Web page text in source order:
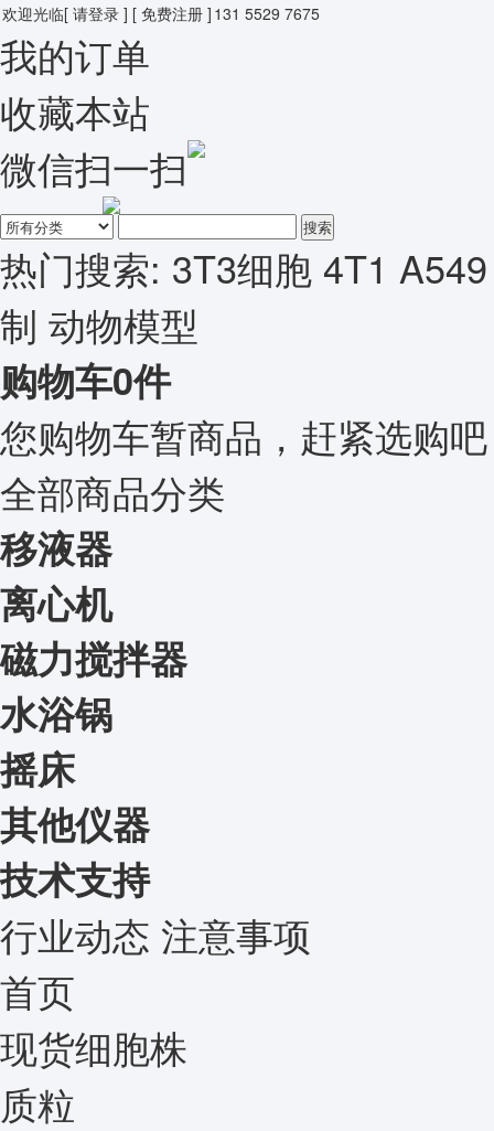
欢迎光临[ 请登录 ] [ 免费注册 ] 131 5529 7675
我的订单
收藏本站
微信扫一扫
搜索
热门搜索: 3T3细胞 4T1 A549
制 动物模型
购物车0件
您购物车暂商品，赶紧选购
全部商品分类
移液器
离心机
磁力搅拌器
水浴锅
摇床
其他仪器
技术支持
行业动态 注意事项
首页
现货细胞株
质粒